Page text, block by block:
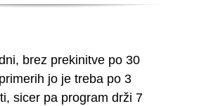
brez prekinitve po 30
jo je treba po 3
sicer pa program drži 7